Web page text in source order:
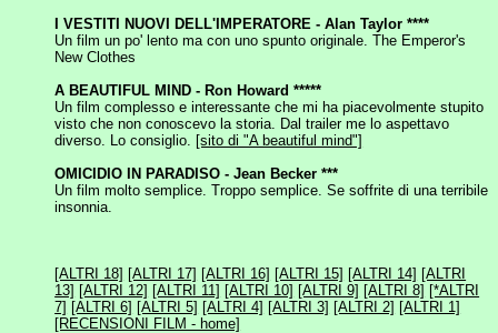
I VESTITI NUOVI DELL'IMPERATORE - Alan Taylor ****
Un film un po' lento ma con uno spunto originale. The Emperor's
New Clothes
A BEAUTIFUL MIND - Ron Howard *****
Un film complesso e interessante che mi ha piacevolmente stupito
visto che non conoscevo la storia. Dal trailer me lo aspettavo
diverso. Lo consiglio. [sito di "A beautiful mind"]
OMICIDIO IN PARADISO - Jean Becker ***
Un film molto semplice. Troppo semplice. Se soffrite di una terribile
insonnia.
[ALTRI 18] [ALTRI 17] [ALTRI 16] [ALTRI 15] [ALTRI 14] [ALTRI
13] [ALTRI 12] [ALTRI 11] [ALTRI 10] [ALTRI 9] [ALTRI 8] [*ALTRI
7] [ALTRI 6] [ALTRI 5] [ALTRI 4] [ALTRI 3] [ALTRI 2] [ALTRI 1]
[RECENSIONI FILM - home]